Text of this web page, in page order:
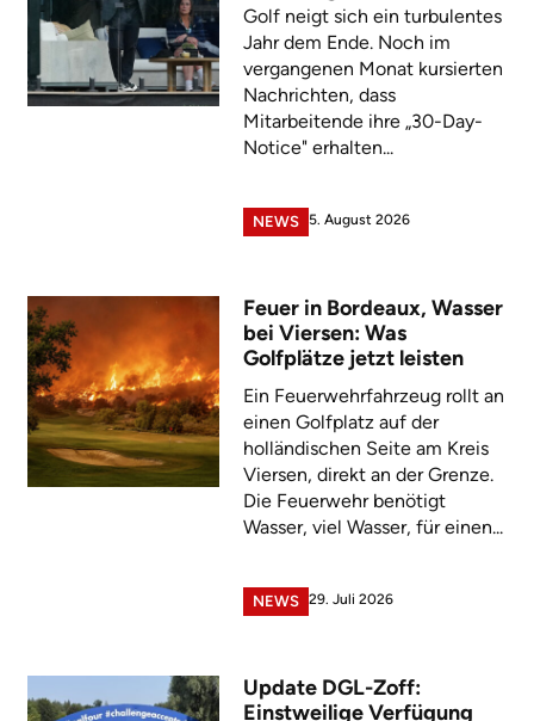
Golf neigt sich ein turbulentes
Jahr dem Ende. Noch im
vergangenen Monat kursierten
Nachrichten, dass
Mitarbeitende ihre „30-Day-
Notice" erhalten...
NEWS 5. August 2026
Feuer in Bordeaux, Wasser
bei Viersen: Was
Golfplätze jetzt leisten
Ein Feuerwehrfahrzeug rollt an
einen Golfplatz auf der
holländischen Seite am Kreis
Viersen, direkt an der Grenze.
Die Feuerwehr benötigt
Wasser, viel Wasser, für einen...
NEWS 29. Juli 2026
Update DGL-Zoff:
Einstweilige Verfügung